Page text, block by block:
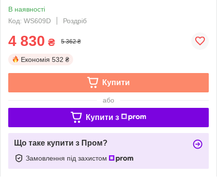
В наявності
Код: WS609D
Роздріб
4 830 ₴ 5 362 ₴
Економія 532 ₴
Купити
або
Купити з
Що таке купити з Пром?
Замовлення під захистом